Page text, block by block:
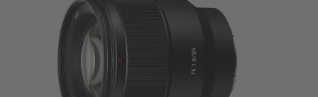
E-post:
kundeservice@japanphoto.no
FOTOTILBEHØR
LYS OG STUDIO